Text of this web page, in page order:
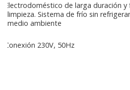
Electrodoméstico de larga duración
limpieza. Sistema de frío sin
medio ambiente
Conexión 230V, 50Hz